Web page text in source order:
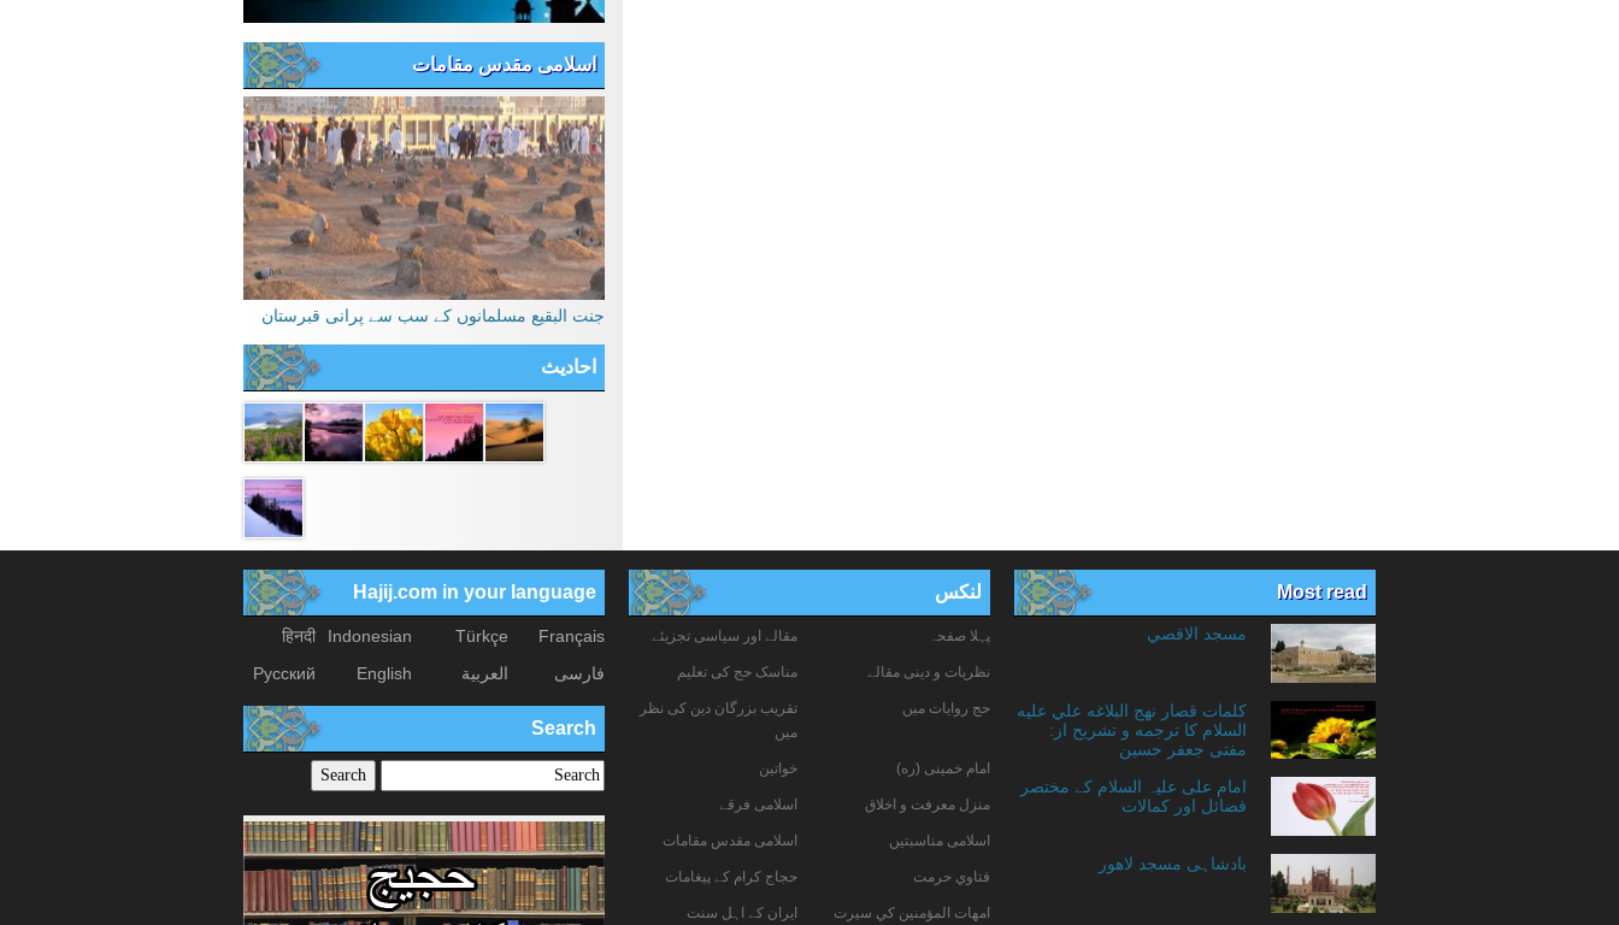
اسلامی مقدس مقامات
جنت البقیع مسلمانوں کے سب سے پرانی قبرستان
احادیث
Most read
مسجد الاقصي
کلمات قصار نهج البلاغه علي عليه
السلام کا ترجمه و تشریح از:
مفتی جعفر حسین
امام علی علیہ السلام کے مختصر
فضائل اور کمالات
بادشاہی مسجد لاهور
لنکس
پہلا صفحہ مقالے اور سیاسی تجزیئے
نظریات و دینی مقالے مناسک حج کی تعلیم
حج روایات میں
تقریب بزرگان دین کی نظر
میں
امام خمینی (ره) خواتين
منزل معرفت و اخلاق اسلامی فرقے
اسلامی مناسبتیں اسلامی مقدس مقامات
فتاوي حرمت حجاج کرام کے پیغامات
امهات المؤمنين كي سيرت ایران کے اہل سنت
Hajij.com in your language
Français
Türkçe
Indonesian
हिनदी
فارسی
العربیة English
Русский
Search